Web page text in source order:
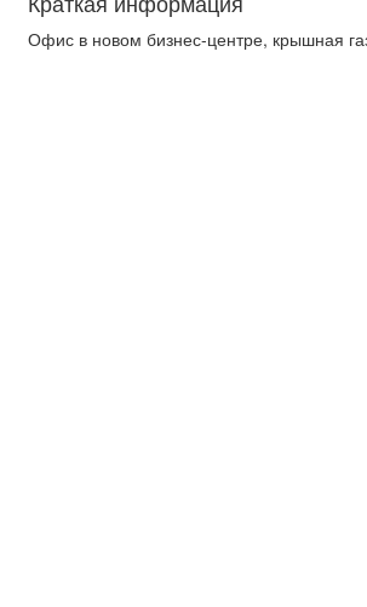
Офис в новом бизнес-центре, крышная